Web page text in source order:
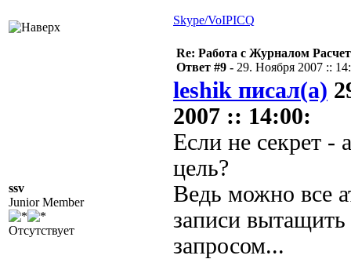
Skype/VoIPICQ
ssv
Junior Member
Отсутствует
Re: Работа с Журналом
Ответ #9 - 29. Ноября 2007 ::
leshik писал(а)
2007 :: 14:00:
Если не секрет -
цель?
Ведь можно все
записи вытащить
запросом...